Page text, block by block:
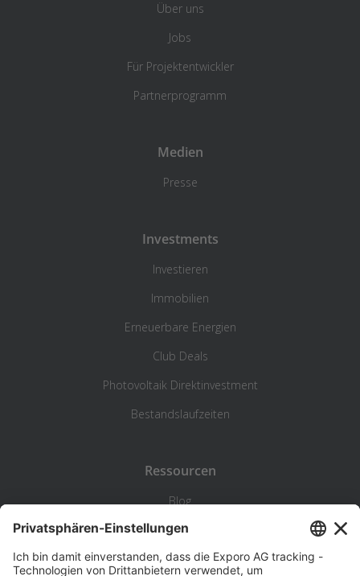
Über uns
Jobs
Für Projektentwickler
Partnerprogramm
Medien
Presse
Investments
Investieren
Immobilien
Erneuerbare Energien
Club Deals
Photovoltaik Direktinvestment
Bestandslaufzeiten
Ressourcen
Blog
Statistik
Wiki